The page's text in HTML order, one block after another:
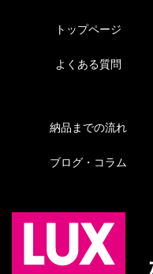
トップページ
よくある質問
納品までの流れ
ブログ・コラム